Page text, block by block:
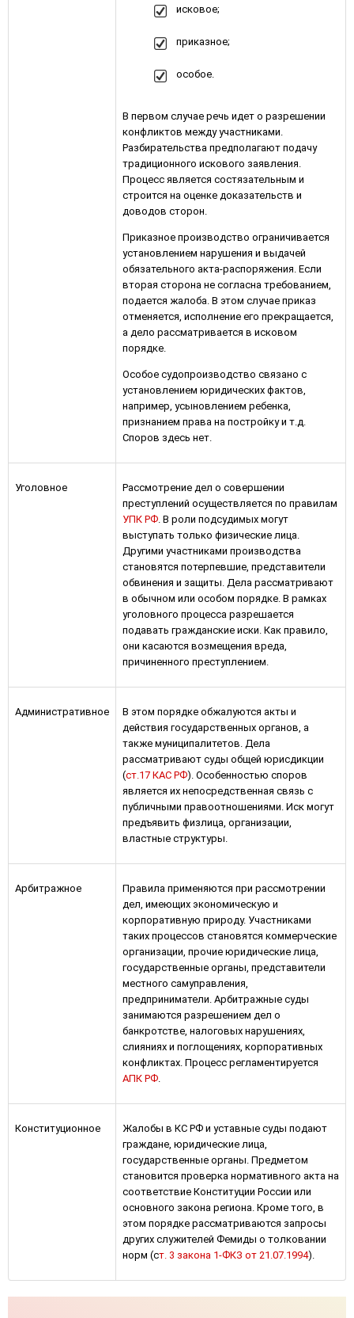
исковое;
приказное;
особое.
В первом случае речь идет о разрешении
конфликтов между участниками.
Разбирательства предполагают подачу
традиционного искового заявления.
Процесс является состязательным и
строится на оценке доказательств и
доводов сторон.
Приказное производство ограничивается
установлением нарушения и выдачей
обязательного акта-распоряжения. Если
вторая сторона не согласна требованием,
подается жалоба. В этом случае приказ
отменяется, исполнение его прекращается,
а дело рассматривается в исковом
порядке.
Особое судопроизводство связано с
установлением юридических фактов,
например, усыновлением ребенка,
признанием права на постройку и т.д.
Споров здесь нет.
Уголовное
Рассмотрение дел о совершении
преступлений осуществляется по правилам
УПК РФ . В роли подсудимых могут
выступать только физические лица.
Другими участниками производства
становятся потерпевшие, представители
обвинения и защиты. Дела рассматривают
в обычном или особом порядке. В рамках
уголовного процесса разрешается
подавать гражданские иски. Как правило,
они касаются возмещения вреда,
причиненного преступлением.
Административное
В этом порядке обжалуются акты и
действия государственных органов, а
также муниципалитетов. Дела
рассматривают суды общей юрисдикции
(ст.17 КАС РФ). Особенностью споров
является их непосредственная связь с
публичными правоотношениями. Иск могут
предъявить физлица, организации,
властные структуры.
Арбитражное
Правила применяются при рассмотрении
дел, имеющих экономическую и
корпоративную природу. Участниками
таких процессов становятся коммерческие
организации, прочие юридические лица,
государственные органы, представители
местного самуправления,
предприниматели. Арбитражные суды
занимаются разрешением дел о
банкротстве, налоговых нарушениях,
слияниях и поглощениях, корпоративных
конфликтах. Процесс регламентируется
АПК РФ
Конституционное
Жалобы в КС РФ и уставные суды подают
граждане, юридические лица,
государственные органы. Предметом
становится проверка нормативного акта на
соответствие Конституции России или
основного закона региона. Кроме того, в
этом порядке рассматриваются запросы
других служителей Фемиды о толковании
норм (ст. 3 закона 1-ФКЗ от 21.07.1994).